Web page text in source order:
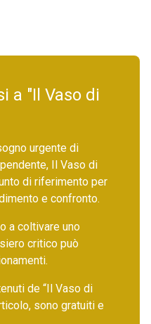
a "Il Vaso di
urgente di
Il Vaso di
di riferimento per
e confronto.
a coltivare uno
critico può
de “Il Vaso di
sono gratuiti e